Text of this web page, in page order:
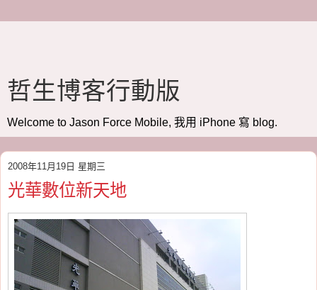
哲生博客行動版
Welcome to Jason Force Mobile, 我用 iPhone 寫 blog.
2008年11月19日 星期三
光華數位新天地